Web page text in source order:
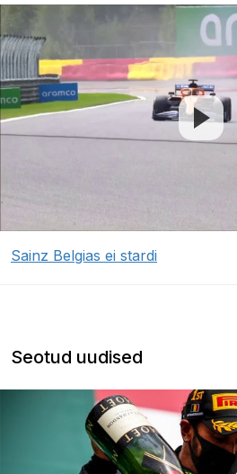
Sainz Belgias ei stardi
Seotud uudised